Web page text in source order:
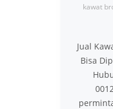
kawat
Jual
Bisa